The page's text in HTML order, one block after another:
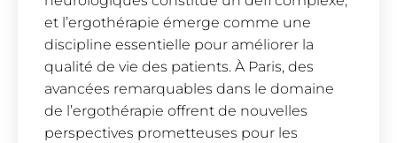
et l’ergothérapie émerge comme une
discipline essentielle pour améliorer la
qualité de vie des patients. À Paris, des
avancées remarquables dans le domaine
de l’ergothérapie offrent de nouvelles
perspectives prometteuses pour les